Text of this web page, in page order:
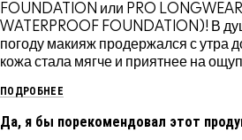
FOUNDATION или PRO
WATERPROOF FOUNDATION)! В
погоду макияж продержался с утра
кожа стала мягче и приятнее на
ПОДРОБНЕЕ
Да, я бы порекомендовал этот